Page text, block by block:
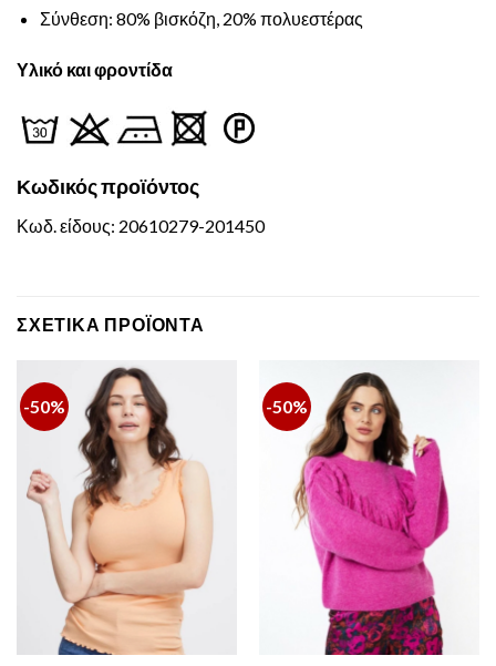
Σύνθεση: 80% βισκόζη, 20% πολυεστέρας
Υλικό και φροντίδα
Κωδικόςπροϊόντος
Κωδ. είδους: 20610279-201450
ΣΧΕΤΙΚΆ ΠΡΟΪΌΝΤΑ
-50% -50%